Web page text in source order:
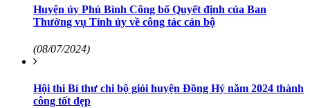
Huyện ủy Phú Bình Công bố Quyết định của Ban
Thường vụ Tỉnh ủy về công tác cán bộ
(08/07/2024)
Hội thi Bí thư chi bộ giỏi huyện Đồng Hỷ năm 2024 thành
công tốt đẹp